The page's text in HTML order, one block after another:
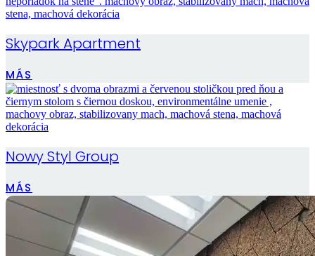
Skypark Apartment
MÁS
Nowy Styl Group
MÁS